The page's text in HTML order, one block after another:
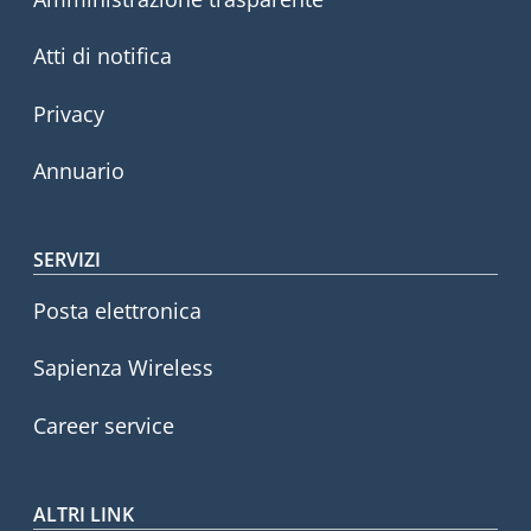
Atti di notifica
Privacy
Annuario
SERVIZI
Posta elettronica
Sapienza Wireless
Career service
ALTRI LINK